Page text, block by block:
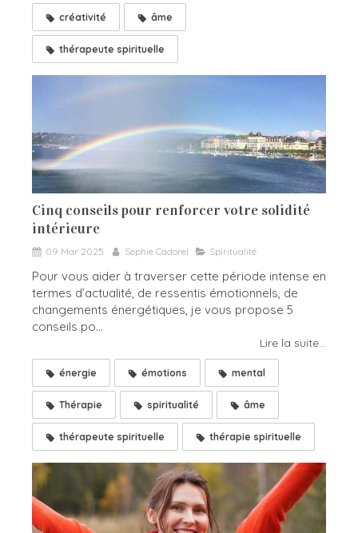
créativité âme
thérapeute spirituelle
Cinq conseils pour renforcer votre solidité
intérieure
09 Mar 2025 Sophie Cadorel Spiritualité
Pour vous aider à traverser cette période intense en
termes d’actualité, de ressentis émotionnels, de
changements énergétiques, je vous propose 5
conseils po...
Lire la suite...
énergie émotions mental
Thérapie spiritualité âme
thérapeute spirituelle thérapie spirituelle